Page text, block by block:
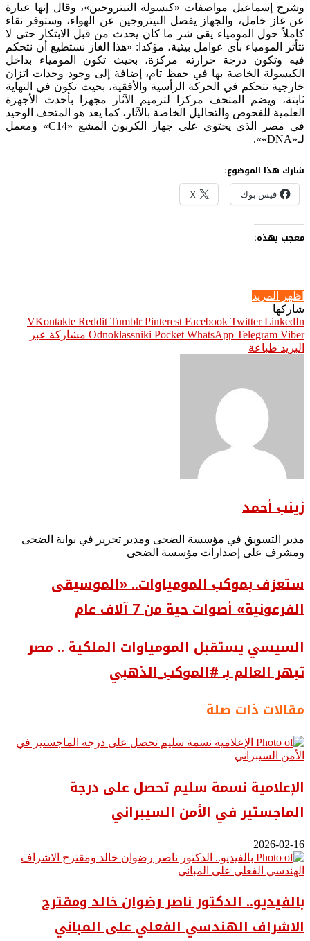
وشرح إسماعيل مواصفات «كبسولة النيتروجين»، وقال إنها عبارة
عن غاز خامل، والجهاز يفصل النيتروجين عن الهواء، وستوفر نقاء
كاملاً حول المومياء يقي شر ما كان يحدث من قبل الابتكار حتى لا
تتأثر المومياء بأي عوامل بيئية، مؤكدا: «هذا الغاز نستطيع أن نتحكم
فيه وتكون درجة حرارته مركزة، بحيث تكون المومياء بداخل
الكبسولة الخاصة بها في حفظ تام، إضافة إلى وجود وحدات اتزان
خارجية تتحكم في الحركة الرأسية والأفقية، بحيث تكون في النهاية
ثابتة، ويضم المتحف مركزا لترميم الآثار مجهزا بأحدث الأجهزة
العلمية للفحوص والتحاليل الخاصة بالآثار، كما يعد هو المتحف الوحيد
في مصر الذي يحتوي على جهاز الكربون المشع «C14» ومعمل
لـ«DNA»».
شارك هذا الموضوع:
فيس بوك X
معجب بهذه:
اظهر المزيد
شاركها
Facebook Twitter LinkedIn
Pinterest
Odnoklassniki Pocket WhatsApp Telegram Viber
مشاركة عبر
البريد طباعة
زينب أحمد
مدير التسويق في مؤسسة الضحى ومدير تحرير في بوابة الضحى
ومشرف على إصدارات مؤسسة الضحى
ستعزف بموكب المومياوات.. «الموسيقى
الفرعونية» أصوات حية من 7 آلاف عام
السيسي يستقبل المومياوات الملكية .. مصر
تبهر العالم بـ #الموكب_الذهبي
مقالات ذات صلة
الإعلامية نسمة سليم تحصل على درجة
الماجستير في الأمن السيبراني
2026-02-16
بالفيديو.. ‎الدكتور ناصر رضوان خالد ومقترح
الاشراف الهندسي الفعلي على المباني